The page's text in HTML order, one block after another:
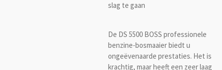
slag te gaan
De DS 5500 BOSS professionele
benzine-bosmaaier biedt u
ongeëvenaarde prestaties. Het is
krachtig, maar heeft een zeer laag